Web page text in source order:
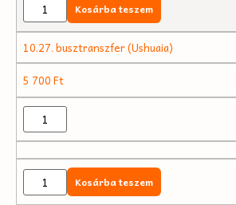
Kosárba teszem
10.27. busztranszfer (Ushuaia)
5 700Ft
Kosárba teszem